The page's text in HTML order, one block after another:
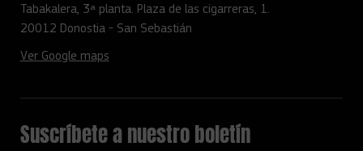
Tabakalera, 3ª planta. Plaza de las cigarreras, 1.
20012 Donostia - San Sebastián
Ver Google maps
Suscríbete a nuestro boletín